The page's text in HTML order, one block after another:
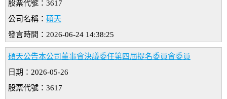
股票代號：3617
公司名稱： 碩天
發言時間：2026-06-24 14:38:25
碩天公告本公司董事會決議委任第四屆提名委員會委員
日期：2026-05-26
股票代號：3617